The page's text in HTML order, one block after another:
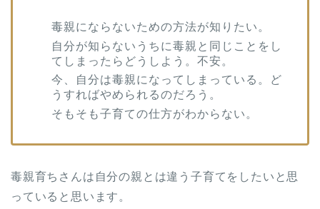
毒親にならないための方法が知りたい。
自分が知らないうちに毒親と同じことをし
てしまったらどうしよう。不安。
今、自分は毒親になってしまっている。ど
うすればやめられるのだろう。
そもそも子育ての仕方がわからない。
毒親育ちさんは自分の親とは違う子育てをしたいと思
っていると思います。